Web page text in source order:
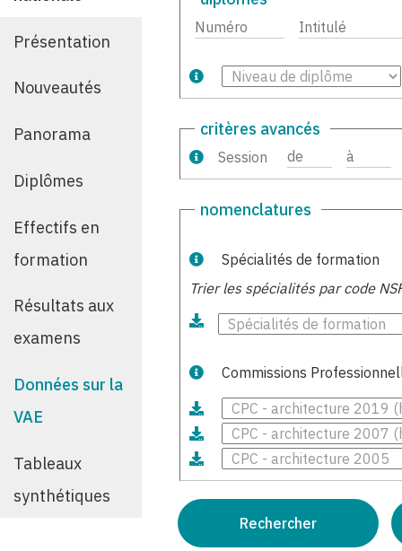
Présentation
Nouveautés
Panorama
Diplômes
Effectifs en
formation
Résultats aux
examens
Données sur la
VAE
Tableaux
synthétiques
critères avancés
Session
nomenclatures
Spécialités de formation
Trier les spécialités par code
Commissions